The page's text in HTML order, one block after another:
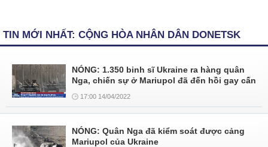
TIN MỚI NHẤT: CỘNG HÒA NHÂN DÂN DONETSK
NÓNG: 1.350 binh sĩ Ukraine ra hàng quân
Nga, chiến sự ở Mariupol đã đến hồi gay cấn
17:00 14/04/2022
NÓNG: Quân Nga đã kiểm soát được cảng
Mariupol của Ukraine